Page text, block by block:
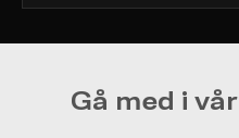
Gå med i